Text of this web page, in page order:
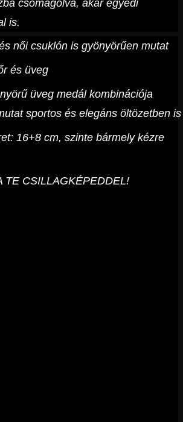
csomagolva, akár egyedi
is.
női csuklón is gyönyörűen mutat
és üveg
üveg medál kombinációja
sportos és elegáns öltözetben is
16+8 cm, szinte bármely kézre
TE CSILLAGKÉPEDDEL!